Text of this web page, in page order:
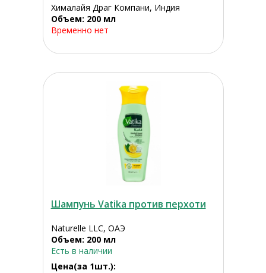
Хималайя Драг Компани, Индия
Объем: 200 мл
Временно нет
Шампунь Vatika против перхоти
Naturelle LLC, ОАЭ
Объем: 200 мл
Есть в наличии
Цена(за 1шт.):